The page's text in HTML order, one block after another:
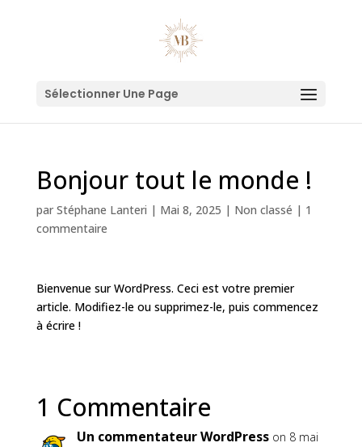
Sélectionner Une Page
Bonjour tout le monde !
par Stéphane Lanteri | Mai 8, 2025 | Non classé | 1
commentaire
Bienvenue sur WordPress. Ceci est votre premier
article. Modifiez-le ou supprimez-le, puis commencez
à écrire !
1 Commentaire
Un commentateur WordPress on 8 mai